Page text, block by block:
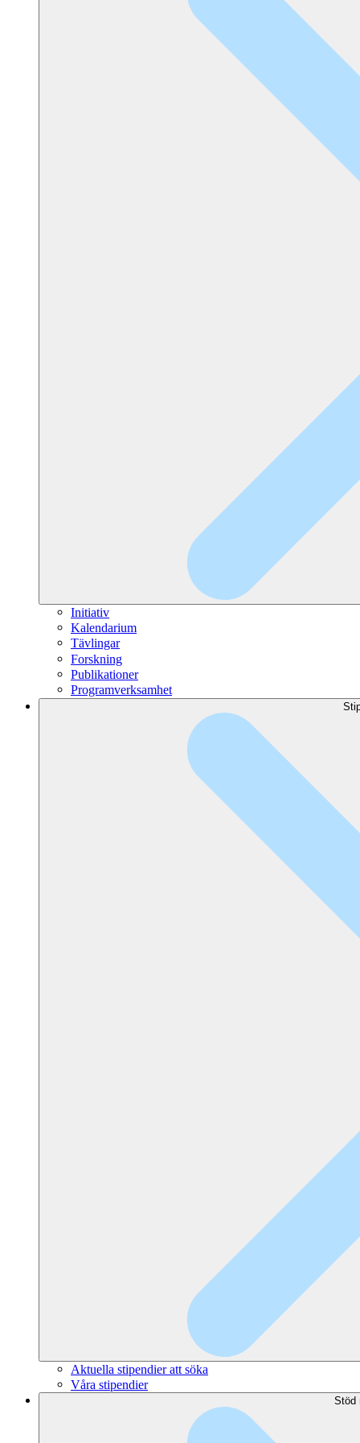
Initiativ
Kalendarium
Tävlingar
Forskning
Publikationer
Programverksamhet
Aktuella stipendier att söka
Våra stipendier
Stöd